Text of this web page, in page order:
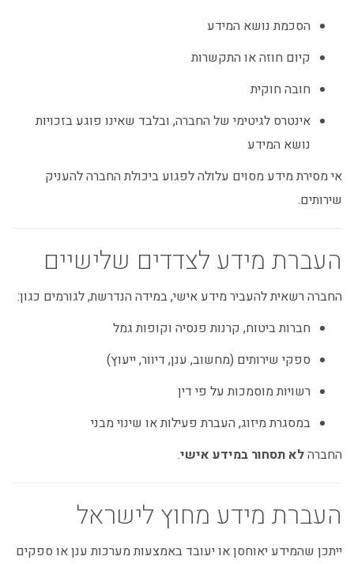
הסכמת נושא המידע
קיום חוזה או התקשרות
חובה חוקית
אינטרס לגיטימי של החברה, ובלבד שאינו פוגע בזכויות
נושא המידע
אי מסירת מידע מסוים עלולה לפגוע ביכולת החברה להעניק
שירותים.
העברת מידע לצדדים שלישיים
החברה רשאית להעביר מידע אישי, במידה הנדרשת, לגורמים כגון:
חברות ביטוח, קרנות פנסיה וקופות גמל
ספקי שירותים (מחשוב, ענן, דיוור, ייעוץ)
רשויות מוסמכות על פי דין
במסגרת מיזוג, העברת פעילות או שינוי מבני
החברהלא תסחור במידע אישי.
העברת מידע מחוץ לישראל
ייתכן שהמידע יאוחסן או יעובד באמצעות מערכות ענן או ספקים